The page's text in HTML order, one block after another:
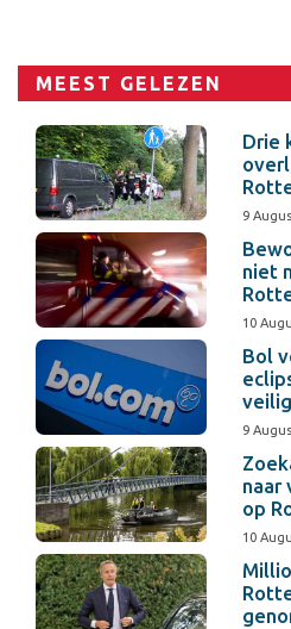
MEEST GELEZEN
Drie
9
niet
10
Bol
9
naar
op
10